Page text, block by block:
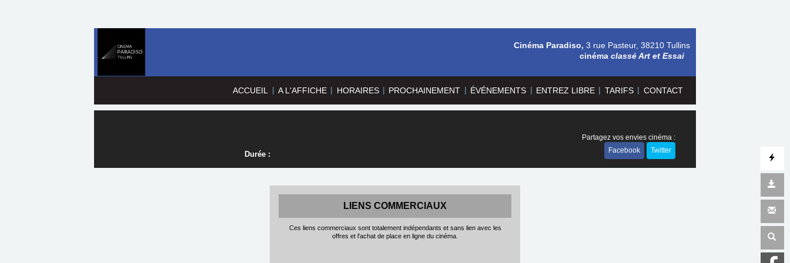
ACCUEIL | A L'AFFICHE | HORAIRES | PROCHAINEMENT | ÉVÉNEMENTS | ENTREZ LIBRE | TARIFS | CONTACT
Cinéma Paradiso, 3 rue Pasteur, 38210 Tullins
cinéma classé Art et Essai
Durée :
Partagez vos envies cinéma :
Facebook
Twitter
LIENS COMMERCIAUX
Ces liens commerciaux sont totalement indépendants et sans lien avec les
offres et l'achat de place en ligne du cinéma.